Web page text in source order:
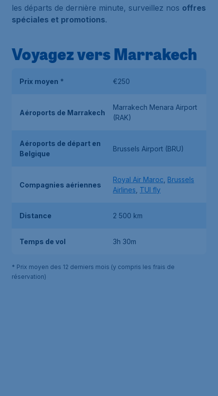
les départs de dernière minute, surveillez nos offres
spéciales et promotions.
Voyagez vers Marrakech
Prix moyen * €250
Aéroports de Marrakech
Marrakech Menara Airport
(RAK)
Aéroports de départ en
Belgique
Brussels Airport (BRU)
Compagnies aériennes
Royal Air Maroc Brussels
Airlines TUI fly
Distance 2 500 km
Temps de vol 3h 30m
* Prix moyen des 12 derniers mois (y compris les frais de
réservation)